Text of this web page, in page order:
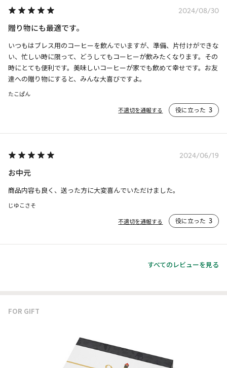
2024/08/30
贈り物にも最適です。
いつもはブレス用のコーヒーを飲んでいますが、準備、片付けができな
い、忙しい時に限って、どうしてもコーヒーが飲みたくなります。その
時にとても便利です。美味しいコーヒーが家でも飲めて幸せです。お友
達への贈り物にすると、みんな大喜びですよ。
たこぱん
不適切を通報する 役に立った 3
2024/06/19
お中元
商品内容も良く、送った方に大変喜んでいただけました。
じゆこさそ
不適切を通報する 役に立った 3
すべてのレビューを見る
FOR GIFT